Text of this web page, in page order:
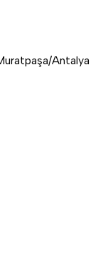
Antalya